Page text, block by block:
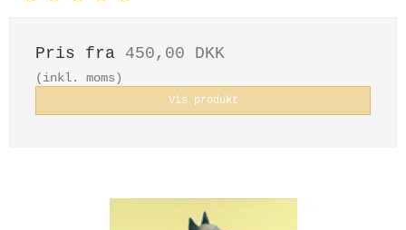
Pris fra 450,00 DKK
(inkl. moms)
Vis produkt